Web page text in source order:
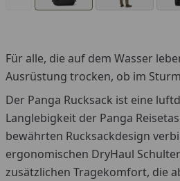
Für alle, die auf dem Wasser
Ausrüstung trocken, ob im
Der Panga Rucksack ist eine
Langlebigkeit der Panga
bewährten Rucksackdesign
ergonomischen DryHaul
zusätzlichen Tragekomfort, die